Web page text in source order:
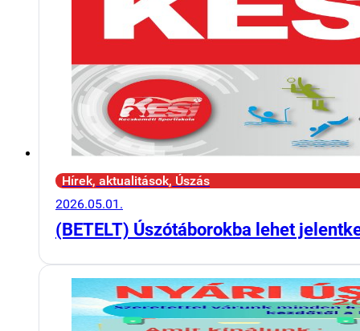
Hírek, aktualitások, Úszás
2026.05.01.
(BETELT) Úszótáborokba lehet